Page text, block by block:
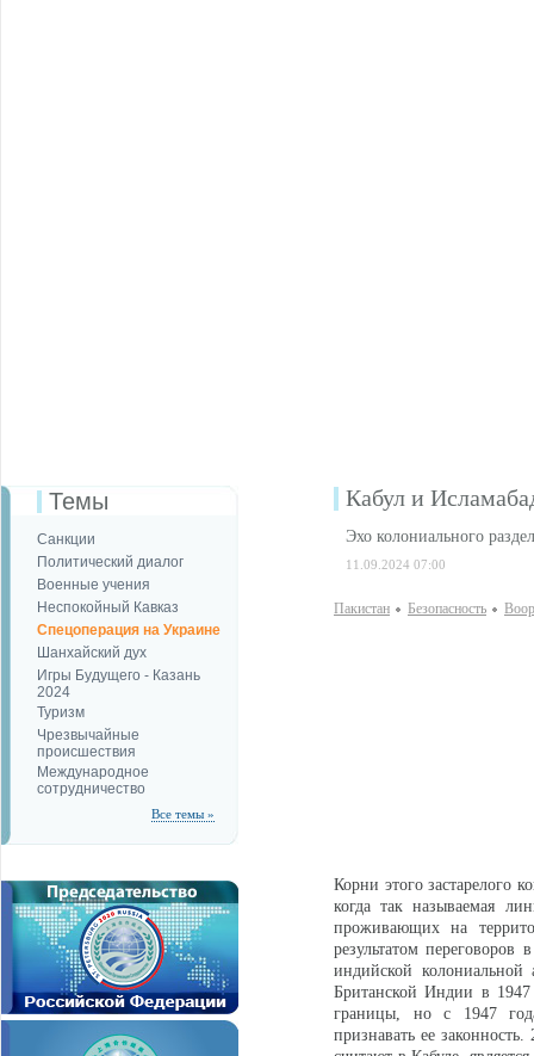
Темы
Санкции
Политический диалог
Военные учения
Неспокойный Кавказ
Спецоперация на Украине
Шанхайский дух
Игры Будущего - Казань
2024
Туризм
Чрезвычайные
происшествия
Международное
сотрудничество
Все темы »
Кабул и
Эхо колониального
11.09.2024 07:00
Пакистан Безопаcность
Корни этого застарелого
когда так называемая
проживающих на
результатом
индийской
Британской Индии в 1947
границы, но с 1947
признавать ее